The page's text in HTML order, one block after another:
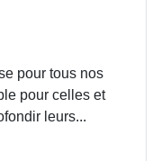
pour tous nos
pour celles et
leurs...